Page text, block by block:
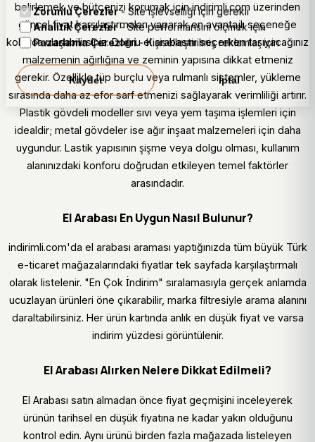
belirlemek ve bütçenizi korumak için indirimli.com üzerinden
güncel fiyat karşılaştırmaları yaparak en avantajlı seçeneğe
kolayca ulaşabilirsiniz. Doğru el arabasını seçerken taşıyacağınız
malzemenin ağırlığına ve zeminin yapısına dikkat etmeniz
gerekir. Özellikle tüp burçlu veya rulmanlı sistemler, yükleme
sırasında daha az efor sarf etmenizi sağlayarak verimliliği artırır.
Plastik gövdeli modeller sıvı veya yem taşıma işlemleri için
idealdir; metal gövdeler ise ağır inşaat malzemeleri için daha
uygundur. Lastik yapısının şişme veya dolgu olması, kullanım
alanınızdaki konforu doğrudan etkileyen temel faktörler
arasındadır.
El Arabası En Uygun Nasıl Bulunur?
indirimli.com'da el arabası araması yaptığınızda tüm büyük Türk
e-ticaret mağazalarındaki fiyatlar tek sayfada karşılaştırmalı
olarak listelenir. "En Çok İndirim" sıralamasıyla gerçek anlamda
ucuzlayan ürünleri öne çıkarabilir, marka filtresiyle arama alanını
daraltabilirsiniz. Her ürün kartında anlık en düşük fiyat ve varsa
indirim yüzdesi görüntülenir.
El Arabası Alırken Nelere Dikkat Edilmeli?
El Arabası satın almadan önce fiyat geçmişini inceleyerek
ürünün tarihsel en düşük fiyatına ne kadar yakın olduğunu
kontrol edin. Aynı ürünü birden fazla mağazada listeleyen
Zorunlu Çerezler- Site işlevselliği için gerekli
Analitik Çerezler- Site performansını ölçmek için
Pazarlama Çerezleri- Kişiselleştirilmiş reklamlar için
Kaydet İptal